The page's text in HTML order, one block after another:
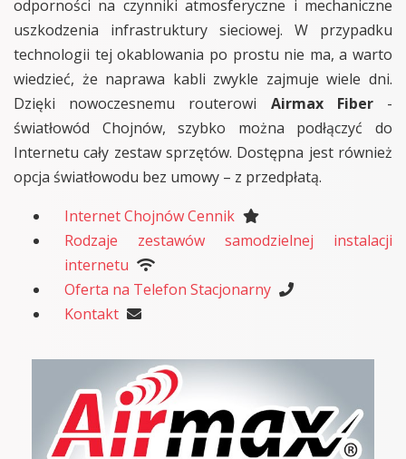
odporności na czynniki atmosferyczne i mechaniczne
uszkodzenia infrastruktury sieciowej. W przypadku
technologii tej okablowania po prostu nie ma, a warto
wiedzieć, że naprawa kabli zwykle zajmuje wiele dni.
Dzięki nowoczesnemu routerowi Airmax Fiber-
światłowód Chojnów, szybko można podłączyć do
Internetu cały zestaw sprzętów. Dostępna jest również
opcja światłowodu bez umowy – z przedpłatą.
Internet Chojnów Cennik
Rodzaje zestawów samodzielnej instalacji
internetu
Oferta na Telefon Stacjonarny
Kontakt